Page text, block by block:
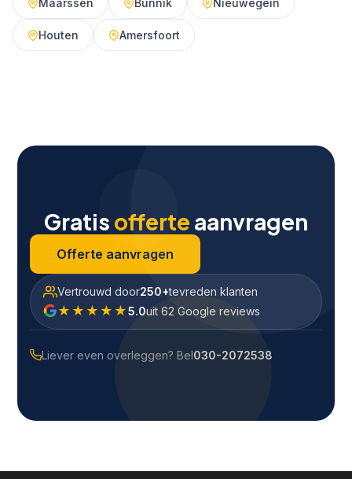
Maarssen Bunnik Nieuwegein
Houten Amersfoort
Gratis offerte aanvragen
Offerte aanvragen
Vertrouwd door250+tevreden klanten
★★★★★5.0uit 62 Google reviews
Liever even overleggen? Bel030-2072538